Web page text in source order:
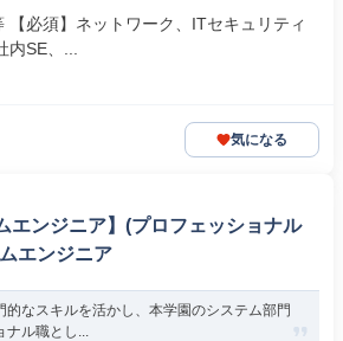
【必須】ネットワーク、ITセキュリティ
SE、...
気になる
エンジニア】(プロフェッショナル
エンジニア
的なスキルを活かし、本学園のシステム部門
ナル職とし...